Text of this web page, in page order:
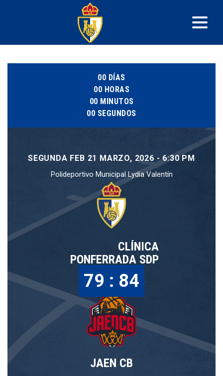
00 DÍAS
00 HORAS
00 MINUTOS
00 SEGUNDOS
SEGUNDA FEB 21 MARZO, 2026 - 6:30 PM
Polideportivo Municipal Lydia Valentín
CLÍNICA
PONFERRADA SDP
79 : 84
JAEN CB